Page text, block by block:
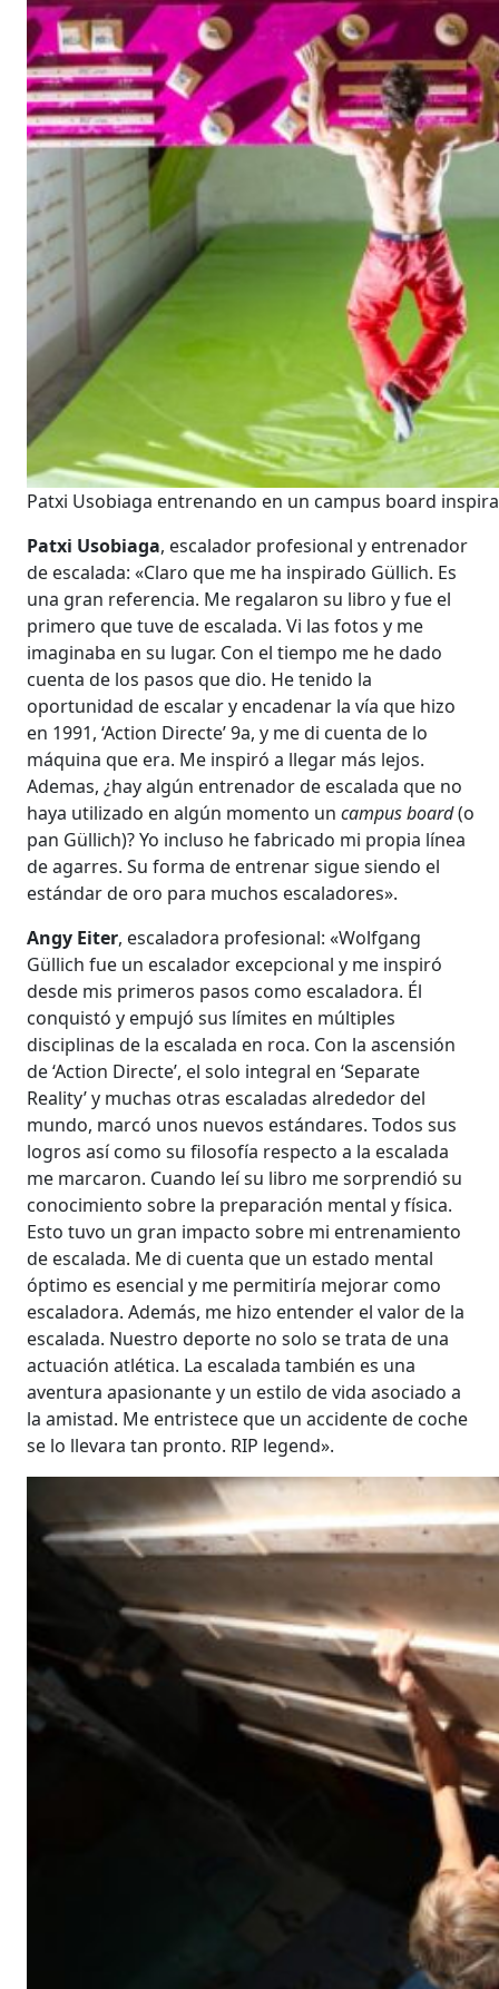
Patxi Usobiaga entrenando en un campus board
Patxi Usobiaga, escalador profesional y entrenador
de escalada: «Claro que me ha inspirado Güllich. Es
una gran referencia. Me regalaron su libro y fue el
primero que tuve de escalada. Vi las fotos y me
imaginaba en su lugar. Con el tiempo me he dado
cuenta de los pasos que dio. He tenido la
oportunidad de escalar y encadenar la vía que hizo
en 1991, ‘Action Directe’ 9a, y me di cuenta de lo
máquina que era. Me inspiró a llegar más lejos.
Ademas, ¿hay algún entrenador de escalada que no
haya utilizado en algún momento un campus board(o
pan Güllich)? Yo incluso he fabricado mi propia línea
de agarres. Su forma de entrenar sigue siendo el
estándar de oro para muchos escaladores».
Angy Eiter, escaladora profesional: «Wolfgang
Güllich fue un escalador excepcional y me inspiró
desde mis primeros pasos como escaladora. Él
conquistó y empujó sus límites en múltiples
disciplinas de la escalada en roca. Con la ascensión
de ‘Action Directe’, el solo integral en ‘Separate
Reality’ y muchas otras escaladas alrededor del
mundo, marcó unos nuevos estándares. Todos sus
logros así como su filosofía respecto a la escalada
me marcaron. Cuando leí su libro me sorprendió su
conocimiento sobre la preparación mental y física.
Esto tuvo un gran impacto sobre mi entrenamiento
de escalada. Me di cuenta que un estado mental
óptimo es esencial y me permitiría mejorar como
escaladora. Además, me hizo entender el valor de la
escalada. Nuestro deporte no solo se trata de una
actuación atlética. La escalada también es una
aventura apasionante y un estilo de vida asociado a
la amistad. Me entristece que un accidente de coche
se lo llevara tan pronto. RIP legend».